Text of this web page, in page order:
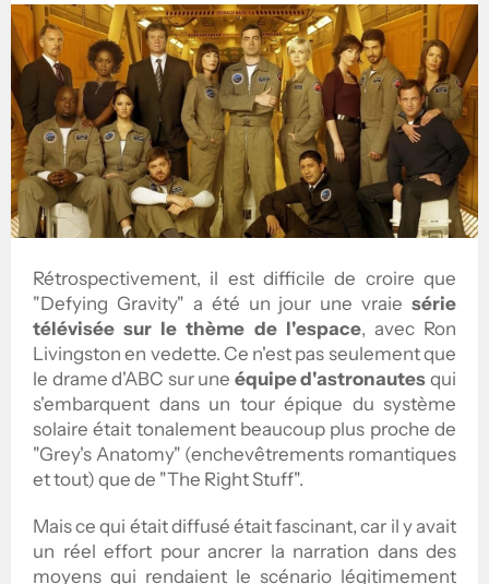
Rétrospectivement, il est difficile de croire que
"Defying Gravity" a été un jour une vraie série
télévisée sur le thème de l'espace, avec Ron
Livingston en vedette. Ce n'est pas seulement que
le drame d'ABC sur une équipe d'astronautes qui
s'embarquent dans un tour épique du système
solaire était tonalement beaucoup plus proche de
"Grey's Anatomy" (enchevêtrements romantiques
et tout) que de "The Right Stuff".
Mais ce qui était diffusé était fascinant, car il y avait
un réel effort pour ancrer la narration dans des
moyens qui rendaient le scénario légitimement